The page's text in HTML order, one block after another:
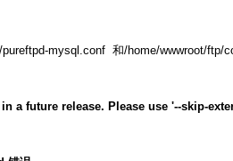
mysql.conf 和/home/wwwroot/ftp/
a future release. Please use '--skip-